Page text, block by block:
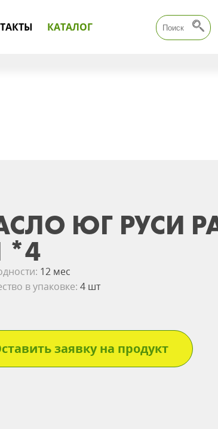
КАТАЛОГ
ЮГ РУСИ
*4
12 мес
в упаковке:4 шт
заявку на продукт